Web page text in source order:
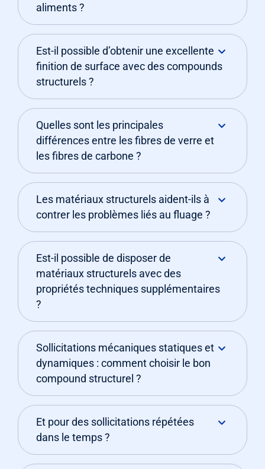
aliments ?
Est-il possible d’obtenir une excellente
finition de surface avec des compounds
structurels ?
Quelles sont les principales
différences entre les fibres de verre et
les fibres de carbone ?
Les matériaux structurels aident-ils à
contrer les problèmes liés au fluage ?
Est-il possible de disposer de
matériaux structurels avec des
propriétés techniques supplémentaires
?
Sollicitations mécaniques statiques et
dynamiques : comment choisir le bon
compound structurel ?
Et pour des sollicitations répétées
dans le temps ?